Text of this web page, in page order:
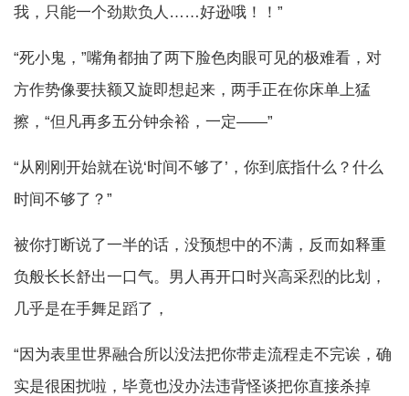
我，只能一个劲欺负人……好逊哦！！”
“死小鬼，”嘴角都抽了两下脸色肉眼可见的极难看，对
方作势像要扶额又旋即想起来，两手正在你床单上猛
擦，“但凡再多五分钟余裕，一定——”
“从刚刚开始就在说‘时间不够了’，你到底指什么？什么
时间不够了？”
被你打断说了一半的话，没预想中的不满，反而如释重
负般长长舒出一口气。男人再开口时兴高采烈的比划，
几乎是在手舞足蹈了，
“因为表里世界融合所以没法把你带走流程走不完诶，确
实是很困扰啦，毕竟也没办法违背怪谈把你直接杀掉